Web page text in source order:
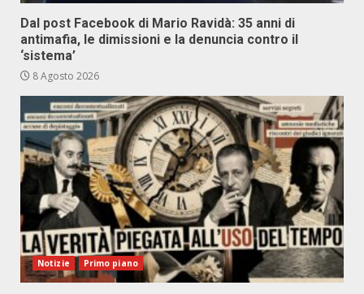
Dal post Facebook di Mario Ravidà: 35 anni di
antimafia, le dimissioni e la denuncia contro il
‘sistema’
8 Agosto 2026
Notizie Primo piano